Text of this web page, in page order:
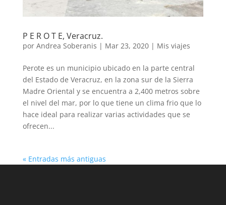
P E R O T E, Veracruz.
por Andrea Soberanis | Mar 23, 2020| Mis viajes
Perote es un municipio ubicado en la parte central
del Estado de Veracruz, en la zona sur de la Sierra
Madre Oriental y se encuentra a 2,400 metros sobre
el nivel del mar, por lo que tiene un clima frio que lo
hace ideal para realizar varias actividades que se
ofrecen...
« Entradas más antiguas